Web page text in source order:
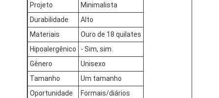
Para casa
Projeto
Minimalista
Durabilidade
Alto
Materiais
Ouro de 18 quilates
Hipoalergênico
- Sim, sim.
Gênero
Unisexo
Tamanho
Um tamanho
Oportunidade
Formais/diários